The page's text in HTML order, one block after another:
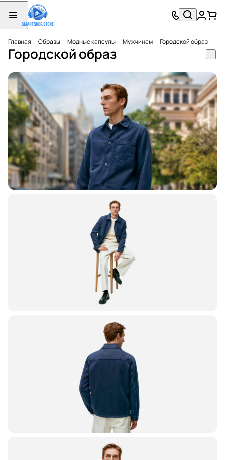
Главная Образы Модные капсулы Мужчинам Городской образ
Городской образ